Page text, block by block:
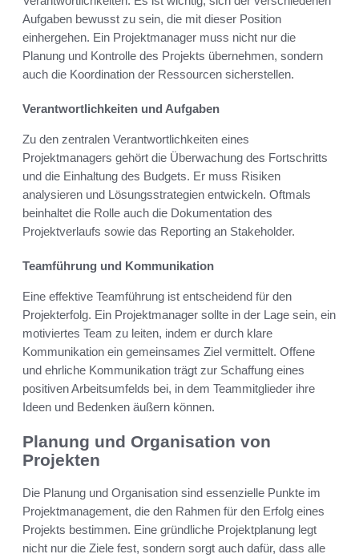
Aufgaben bewusst zu sein, die mit dieser Position
einhergehen. Ein Projektmanager muss nicht nur die
Planung und Kontrolle des Projekts übernehmen, sondern
auch die Koordination der Ressourcen sicherstellen.
Verantwortlichkeiten und Aufgaben
Zu den zentralen Verantwortlichkeiten eines
Projektmanagers gehört die Überwachung des Fortschritts
und die Einhaltung des Budgets. Er muss Risiken
analysieren und Lösungsstrategien entwickeln. Oftmals
beinhaltet die Rolle auch die Dokumentation des
Projektverlaufs sowie das Reporting an Stakeholder.
Teamführung und Kommunikation
Eine effektive Teamführung ist entscheidend für den
Projekterfolg. Ein Projektmanager sollte in der Lage sein, ein
motiviertes Team zu leiten, indem er durch klare
Kommunikation ein gemeinsames Ziel vermittelt. Offene
und ehrliche Kommunikation trägt zur Schaffung eines
positiven Arbeitsumfelds bei, in dem Teammitglieder ihre
Ideen und Bedenken äußern können.
Planung und Organisation von
Projekten
Die Planung und Organisation sind essenzielle Punkte im
Projektmanagement, die den Rahmen für den Erfolg eines
Projekts bestimmen. Eine gründliche Projektplanung legt
nicht nur die Ziele fest, sondern sorgt auch dafür, dass alle